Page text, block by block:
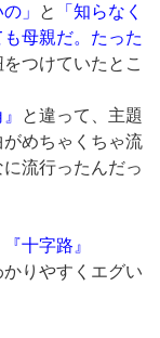
」 と
「知らなく
も母親だ。たった
つけていたとこ
と違って、主題
めちゃくちゃ流
流行ったんだっ
『十字路』
かりやすくエグい